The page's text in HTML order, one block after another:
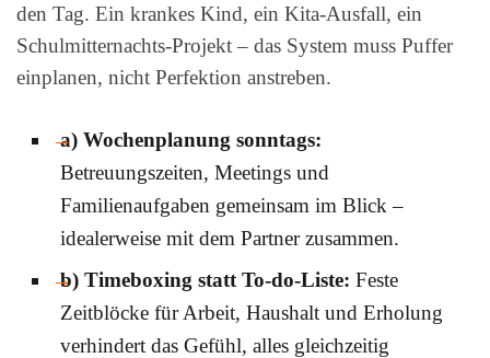
den Tag. Ein krankes Kind, ein Kita-Ausfall, ein
Schulmitternachts-Projekt – das System muss Puffer
einplanen, nicht Perfektion anstreben.
a) Wochenplanung sonntags:
Betreuungszeiten, Meetings und
Familienaufgaben gemeinsam im Blick –
idealerweise mit dem Partner zusammen.
b) Timeboxing statt To-do-Liste: Feste
Zeitblöcke für Arbeit, Haushalt und Erholung
verhindert das Gefühl, alles gleichzeitig